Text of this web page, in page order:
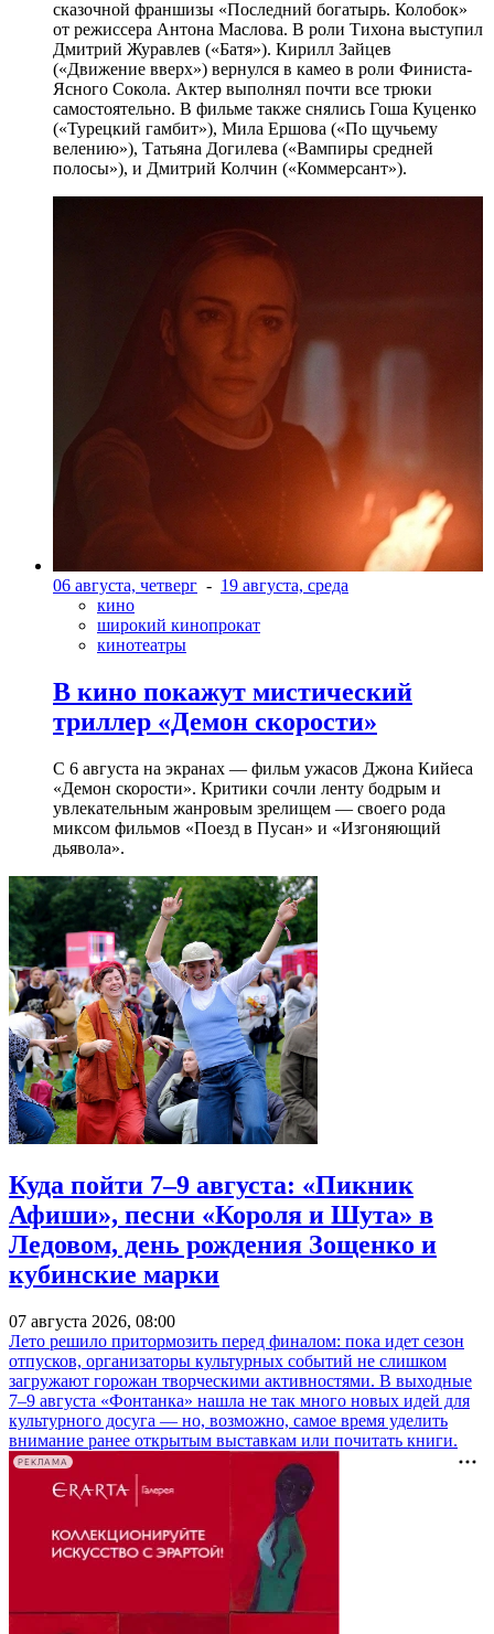
сказочной франшизы «Последний богатырь. Колобок»
от режиссера Антона Маслова. В роли Тихона выступил
Дмитрий Журавлев («Батя»). Кирилл Зайцев
(«Движение вверх») вернулся в камео в роли Финиста-
Ясного Сокола. Актер выполнял почти все трюки
самостоятельно. В фильме также снялись Гоша Куценко
(«Турецкий гамбит»), Мила Ершова («По щучьему
велению»), Татьяна Догилева («Вампиры средней
полосы»), и Дмитрий Колчин («Коммерсант»).
06 августа, четверг - 19 августа, среда
кино
широкий кинопрокат
кинотеатры
В кино покажут мистический
триллер «Демон скорости»
С 6 августа на экранах — фильм ужасов Джона Кийеса
«Демон скорости». Критики сочли ленту бодрым и
увлекательным жанровым зрелищeм — своего рода
миксом фильмов «Поезд в Пусан» и «Изгоняющий
дьявола».
Куда пойти 7–9 августа: «Пикник
Афиши», песни «Короля и Шута» в
Ледовом, день рождения Зощенко и
кубинские марки
07 августа 2026, 08:00
Лето решило притормозить перед финалом: пока идет сезон
отпусков, организаторы культурных событий не слишком
загружают горожан творческими активностями. В выходные
7–9 августа «Фонтанка» нашла не так много новых идей для
культурного досуга — но, возможно, самое время уделить
внимание ранее открытым выставкам или почитать книги.
РЕКЛАМА